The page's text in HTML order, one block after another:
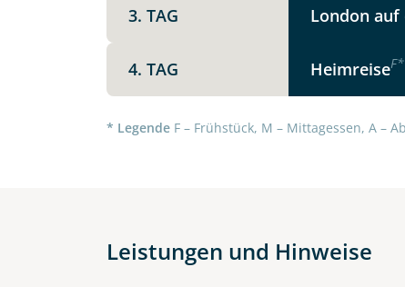
3. TAG London auf
4. TAG HeimreiseF*
* Legende F – Frühstück, M – Mittagessen, A –
Leistungen und Hinweise
Datenschutzerklärung